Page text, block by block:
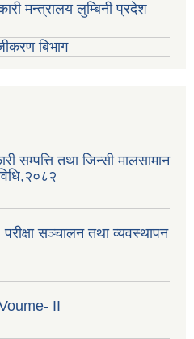
मन्त्रालय लुम्बिनी प्रदेश
बिभाग
सम्पत्ति तथा जिन्सी मालसामान
सञ्चालन तथा व्यवस्थापन
II